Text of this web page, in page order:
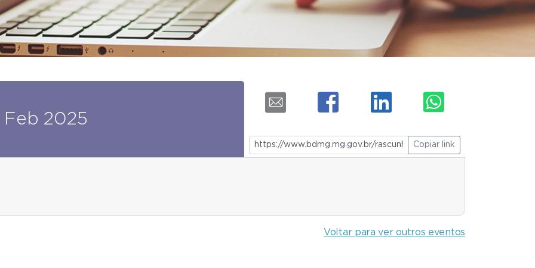
Feb 2025
Copiar link
Voltar para ver outros eventos